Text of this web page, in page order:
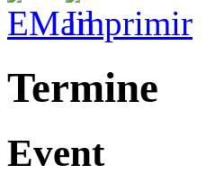
Termine
Event